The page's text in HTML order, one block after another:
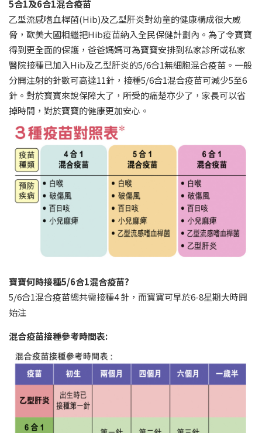
5合1及6合1混合疫苗
乙型流感嗜血桿菌(Hib)及乙型肝炎對幼童的健康構成很大威
脅，歐美大國相繼把Hib疫苗納入全民保健計劃內。為了令寶寶
得到更全面的保護，爸爸媽媽可為寶寶安排到私家診所或私家
醫院接種已加入Hib及乙型肝炎的5/6合1無細胞混合疫苗。一般
分開注射的針數可高達11針，接種5/6合1混合疫苗可減少5至6
針。對於寶寶來說保障大了，所受的痛楚亦少了，家長可以省
掉時間，對於寶寶的健康更加安心。
寶寶何時接種5/6合1混合疫苗?
5/6合1混合疫苗總共需接種4 針，而寶寶可早於6-8星期大時開
始注
混合疫苗接種參考時間表: